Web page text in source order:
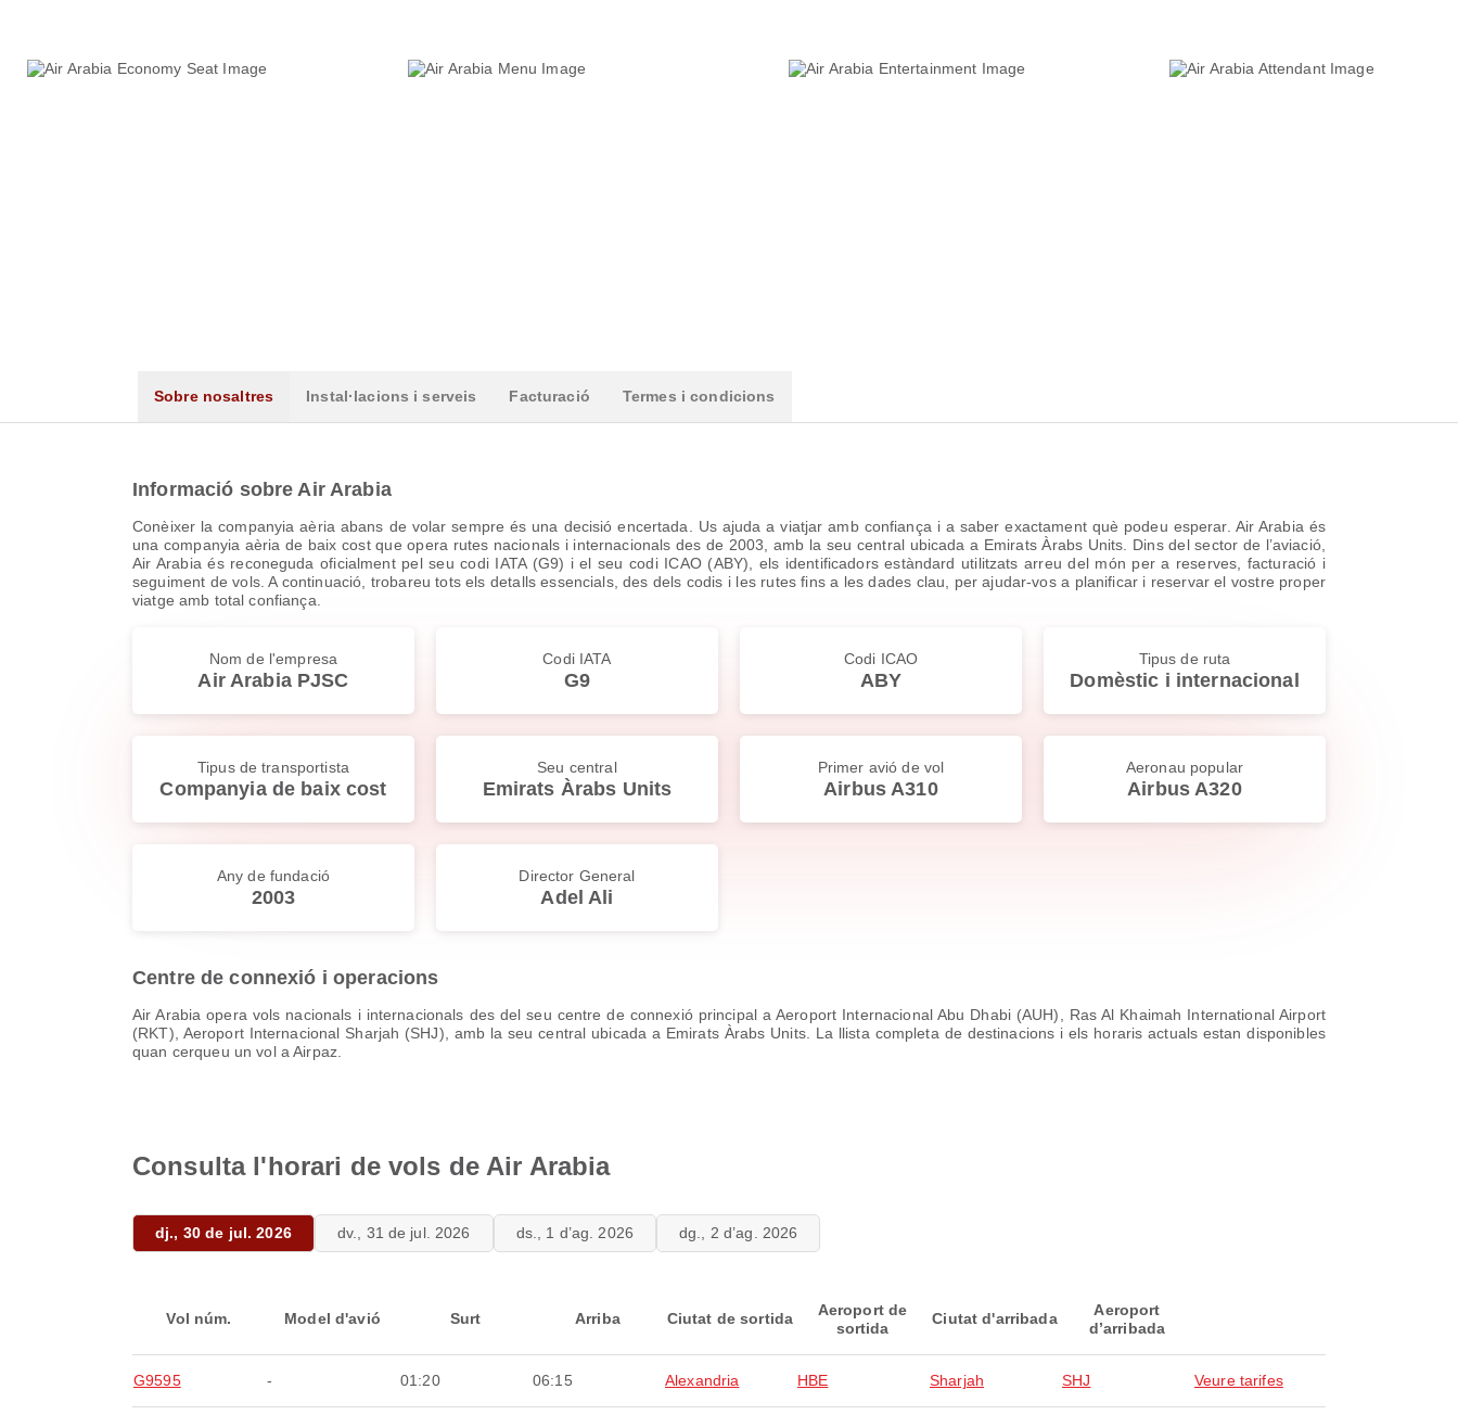
Sobre nosaltres Instal·lacions i serveis Facturació Termes i condicions
Informació sobre Air Arabia
Conèixer la companyia aèria abans de volar sempre és una decisió encertada. Us ajuda a viatjar amb confiança i a saber exactament què podeu esperar. Air Arabia és
una companyia aèria de baix cost que opera rutes nacionals i internacionals des de 2003, amb la seu central ubicada a Emirats Àrabs Units. Dins del sector de l’aviació,
Air Arabia és reconeguda oficialment pel seu codi IATA (G9) i el seu codi ICAO (ABY), els identificadors estàndard utilitzats arreu del món per a reserves, facturació i
seguiment de vols. A continuació, trobareu tots els detalls essencials, des dels codis i les rutes fins a les dades clau, per ajudar-vos a planificar i reservar el vostre proper
viatge amb total confiança.
Nom de l'empresa
Air Arabia PJSC
Codi IATA
G9
Codi ICAO
ABY
Tipus de ruta
Domèstic i internacional
Tipus de transportista
Companyia de baix cost
Seu central
Emirats Àrabs Units
Primer avió de vol
Airbus A310
Aeronau popular
Airbus A320
Any de fundació
2003
Director General
Adel Ali
Centre de connexió i operacions
Air Arabia opera vols nacionals i internacionals des del seu centre de connexió principal a Aeroport Internacional Abu Dhabi (AUH), Ras Al Khaimah International Airport
(RKT), Aeroport Internacional Sharjah (SHJ), amb la seu central ubicada a Emirats Àrabs Units. La llista completa de destinacions i els horaris actuals estan disponibles
quan cerqueu un vol a Airpaz.
Consulta l'horari de vols de Air Arabia
dj., 30 de jul. 2026 dv., 31 de jul. 2026 ds., 1 d’ag. 2026 dg., 2 d’ag. 2026
Vol núm. Model d'avió Surt Arriba Ciutat de sortida
Aeroport de
sortida
Ciutat d'arribada
Aeroport
d’arribada
G9595 - 01:20 06:15 Alexandria HBE Sharjah SHJ Veure tarifes